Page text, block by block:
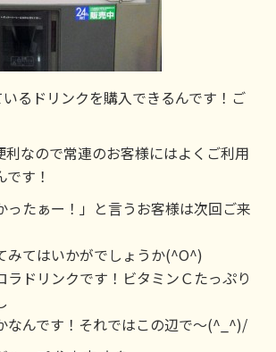
るドリンクを購入できるんです！ご
利なので常連のお客様にはよくご利用
す！
ったぁー！」と言うお客様は次回ご来
みてはいかがでしょうか(^O^)
ラドリンクです！ビタミンＣたっぷり
なんです！それではこの辺で～(^_^)/